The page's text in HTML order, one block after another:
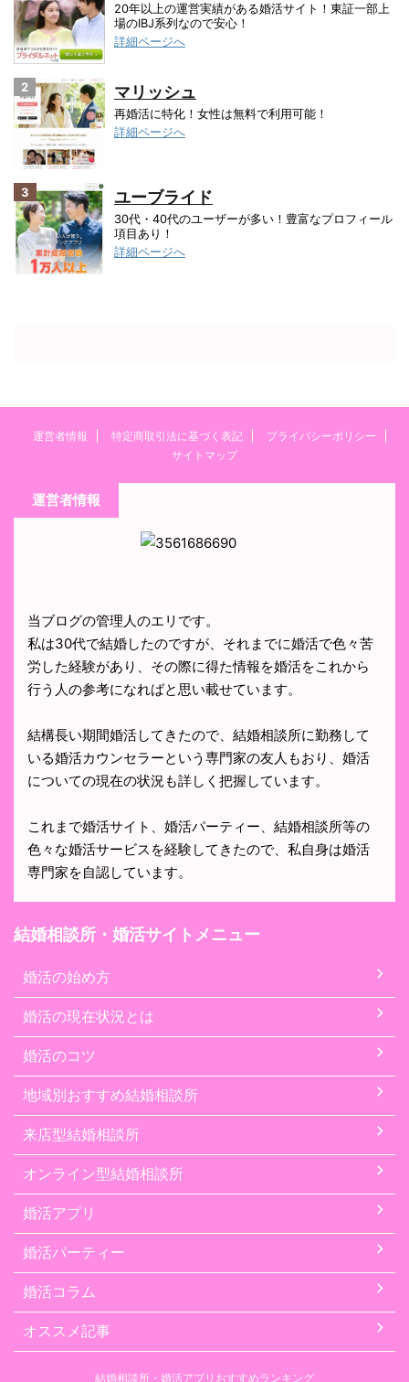
20年以上の運営実績がある婚活サイト！東証一部上
場のIBJ系列なので安心！
詳細ページへ
2 マリッシュ
再婚活に特化！女性は無料で利用可能！
詳細ページへ
3 ユーブライド
30代・40代のユーザーが多い！豊富なプロフィール
項目あり！
詳細ページへ
運営者情報 特定商取引法に基づく表記
プライバシーポリシー
サイトマップ
運営者情報
当ブログの管理人のエリです。
私は30代で結婚したのですが、それまでに婚活で色々苦
労した経験があり、その際に得た情報を婚活をこれから
行う人の参考になればと思い載せています。
結構長い期間婚活してきたので、結婚相談所に勤務して
いる婚活カウンセラーという専門家の友人もおり、婚活
についての現在の状況も詳しく把握しています。
これまで婚活サイト、婚活パーティー、結婚相談所等の
色々な婚活サービスを経験してきたので、私自身は婚活
専門家を自認しています。
結婚相談所・婚活サイトメニュー
婚活の始め方
婚活の現在状況とは
婚活のコツ
地域別おすすめ結婚相談所
来店型結婚相談所
オンライン型結婚相談所
婚活アプリ
婚活パーティー
婚活コラム
オススメ記事
結婚相談所・婚活アプリおすすめランキング